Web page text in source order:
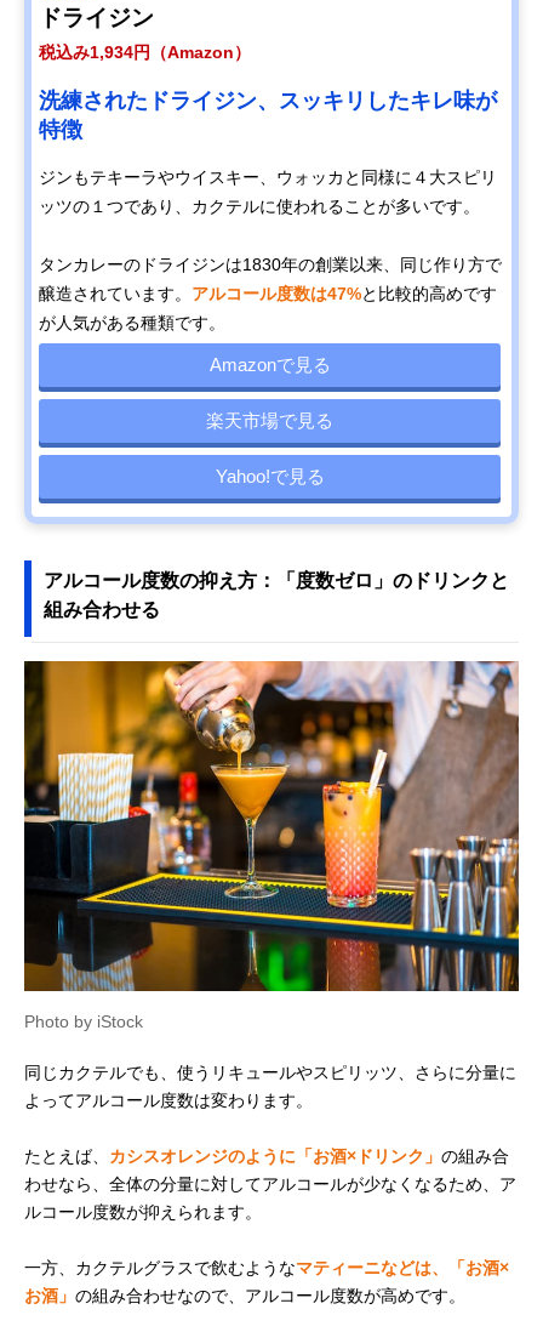
ドライジン
税込み1,934円（Amazon）
洗練されたドライジン、スッキリしたキレ味が
特徴
ジンもテキーラやウイスキー、ウォッカと同様に４大スピリ
ッツの１つであり、カクテルに使われることが多いです。
タンカレーのドライジンは1830年の創業以来、同じ作り方で
醸造されています。 アルコール度数は47%と比較的高めです
が人気がある種類です。
Amazonで見る
楽天市場で見る
Yahoo!で見る
アルコール度数の抑え方：「度数ゼロ」のドリンクと
組み合わせる
Photo by iStock
同じカクテルでも、使うリキュールやスピリッツ、さらに分量に
よってアルコール度数は変わります。
たとえば、 カシスオレンジのように「お酒×ドリンク」 の組み合
わせなら、全体の分量に対してアルコールが少なくなるため、ア
ルコール度数が抑えられます。
一方、カクテルグラスで飲むようなマティーニなどは、「お酒×
お酒」 の組み合わせなので、アルコール度数が高めです。